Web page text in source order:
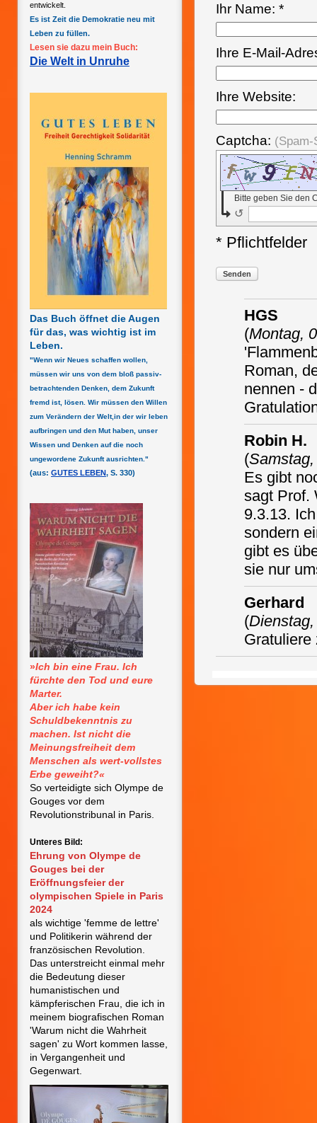
entwickelt.
Es ist Zeit die Demokratie neu mit
Leben zu füllen.
Lesen sie dazu mein Buch:
Die Welt in Unruhe
Das Buch öffnet die Augen
für das, was wichtig ist im
Leben.
"Wenn wir Neues schaffen wollen,
müssen wir uns von dem bloß passiv-
betrachtenden Denken, dem Zukunft
fremd ist, lösen. Wir müssen den Willen
zum Verändern der Welt,in der wir leben
aufbringen und den Mut haben, unser
Wissen und Denken auf die noch
ungewordene Zukunft ausrichten."
(aus: GUTES LEBEN, S. 330)
»Ich bin eine Frau. Ich
fürchte den Tod und eure
Marter.
Aber ich habe kein
Schuldbekenntnis zu
machen. Ist nicht die
Meinungsfreiheit dem
Menschen als wert-vollstes
Erbe geweiht?«
So verteidigte sich Olympe de
Gouges vor dem
Revolutionstribunal in Paris.
Unteres Bild:
Ehrung von Olympe de
Gouges bei der
Eröffnungsfeier der
olympischen Spiele in Paris
2024
als wichtige 'femme de lettre'
und Politikerin während der
französischen Revolution.
Das unterstreicht einmal mehr
die Bedeutung dieser
humanistischen und
kämpferischen Frau, die ich in
meinem biografischen Roman
'Warum nicht die Wahrheit
sagen' zu Wort kommen lasse,
in Vergangenheit und
Gegenwart.
Ihr Name: *
Ihre E-Mail-
Ihre Website:
Captcha:
Bitte geben Sie den
↺
* Pflichtfelder
Senden
HGS
(Montag,
Roman,
nennen -
Robin H.
(
Es gibt
sagt Prof.
9.3.13.
sondern
gibt es
sie nur
Gerhard
(
Gratuliere